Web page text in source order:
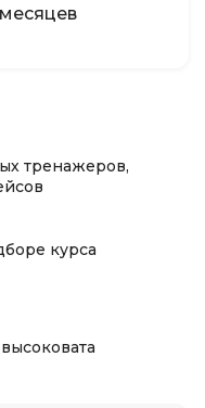
тренажеров,
курса